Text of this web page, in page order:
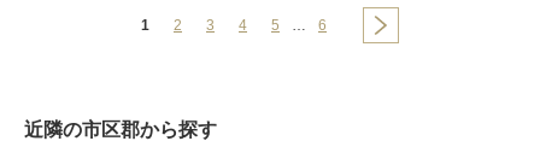
1 2 3 4 5 … 6
近隣の市区郡から探す